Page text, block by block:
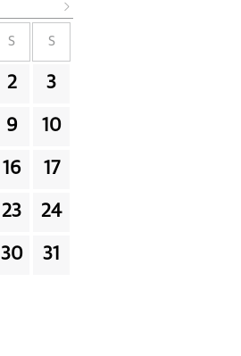
S S
2 3
9 10
16 17
23 24
30 31